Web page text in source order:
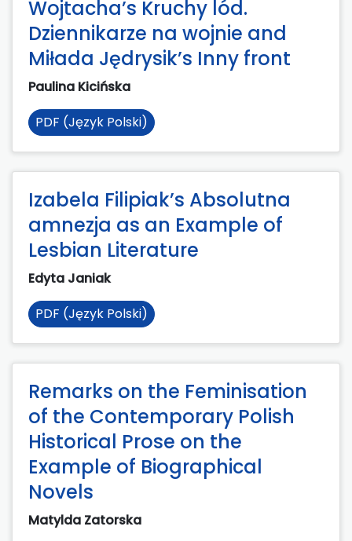
Wojtacha’s Kruchy lód.
Dziennikarze na wojnie and
Miłada Jędrysik’s Inny front
Paulina Kicińska
PDF (Język Polski)
Izabela Filipiak’s Absolutna
amnezja as an Example of
Lesbian Literature
Edyta Janiak
PDF (Język Polski)
Remarks on the Feminisation
of the Contemporary Polish
Historical Prose on the
Example of Biographical
Novels
Matylda Zatorska